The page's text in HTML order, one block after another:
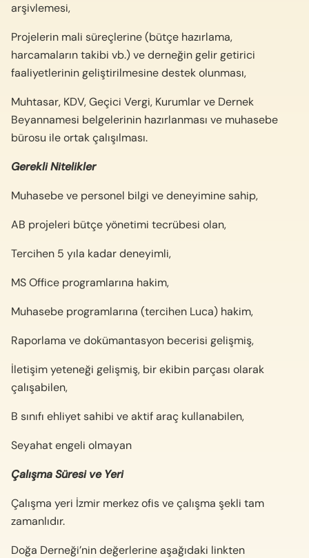
arşivlemesi,
Projelerin mali süreçlerine (bütçe hazırlama,
harcamaların takibi vb.) ve derneğin gelir getirici
faaliyetlerinin geliştirilmesine destek olunması,
Muhtasar, KDV, Geçici Vergi, Kurumlar ve Dernek
Beyannamesi belgelerinin hazırlanması ve muhasebe
bürosu ile ortak çalışılması.
Gerekli Nitelikler
Muhasebe ve personel bilgi ve deneyimine sahip,
AB projeleri bütçe yönetimi tecrübesi olan,
Tercihen 5 yıla kadar deneyimli,
MS Office programlarına hakim,
Muhasebe programlarına (tercihen Luca) hakim,
Raporlama ve dokümantasyon becerisi gelişmiş,
İletişim yeteneği gelişmiş, bir ekibin parçası olarak
çalışabilen,
B sınıfı ehliyet sahibi ve aktif araç kullanabilen,
Seyahat engeli olmayan
Çalışma Süresi ve Yeri
Çalışma yeri İzmir merkez ofis ve çalışma şekli tam
zamanlıdır.
Doğa Derneği’nin değerlerine aşağıdaki linkten